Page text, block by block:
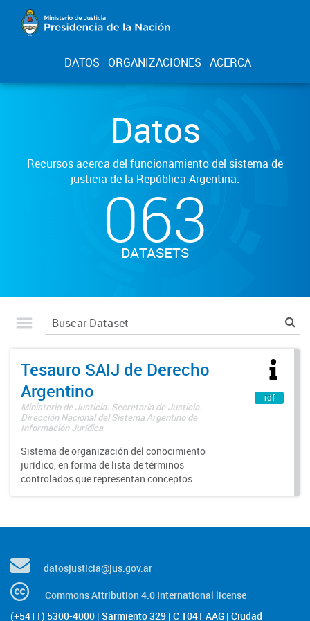
DATOS ORGANIZACIONES ACERCA
Datos
Recursos acerca del funcionamiento del sistema de
justicia de la República Argentina.
063
DATASETS
Tesauro SAIJ de Derecho
Argentino
Ministerio de Justicia. Secretaría de Justicia.
Dirección Nacional del Sistema Argentino de
Información Jurídica
Sistema de organización del conocimiento
jurídico, en forma de lista de términos
controlados que representan conceptos.
rdf
datosjusticia@jus.gov.ar
Commons Attribution 4.0 International license
(+5411) 5300-4000 | Sarmiento 329 | C 1041 AAG | Ciudad